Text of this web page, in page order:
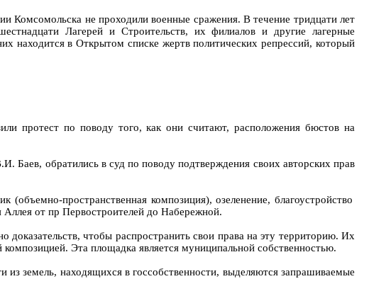
Комсомольска не проходили военные сражения. В течение тридцати лет
Лагерей и Строительств, их филиалов и другие лагерные
находится в Открытом списке жертв политических репрессий, который
протест по поводу того, как они считают, расположения бюстов на
обратились в суд по поводу подтверждения своих авторских прав
пространственная композиция), озеленение, благоустройство
от пр Первостроителей до Набережной.
чтобы распространить свои права на эту территорию. Их
Эта площадка является муниципальной собственностью.
из земель, находящихся в госсобственности, выделяются запрашиваемые